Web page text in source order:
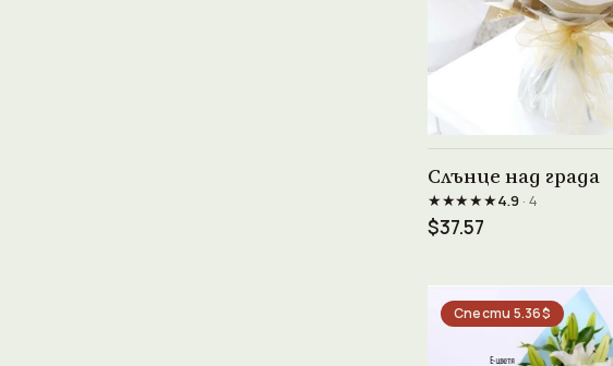
Слънце над града
★★★★★4.9· 4
$37.57
Спести 5.36$